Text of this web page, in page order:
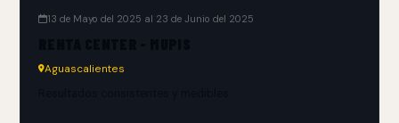
13 de Mayo del 2025 al 23 de Junio del 2025
Aguascalientes